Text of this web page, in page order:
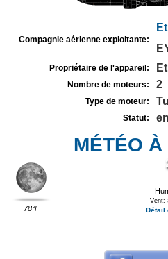
Compagnie aérienne exploitante:
Propriétaire de l'appareil:
Nombre de moteurs: 2
Type de moteur:
Statut:
MÉTÉO
78°F
Vent:
Détail